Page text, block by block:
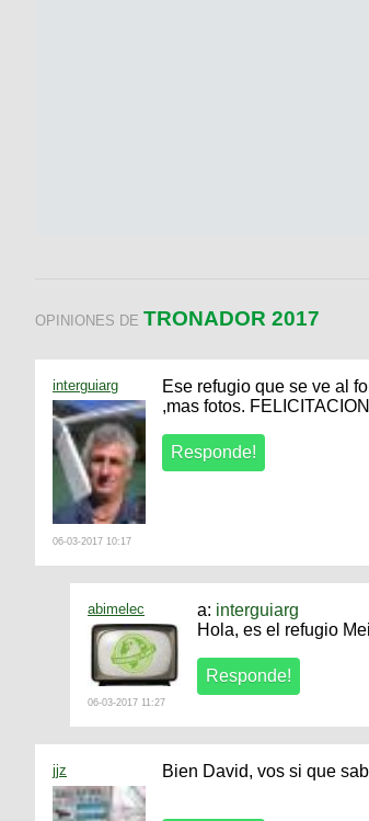
OPINIONES DE TRONADOR 2017
interguiarg
06-03-2017 10:17
Ese refugio que se ve al
,mas fotos.
abimelec
06-03-2017 11:27
a: interguiarg
Hola, es el refugio
jjz Bien David, vos si que